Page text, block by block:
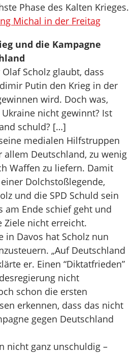
Phase des Kalten Krieges.
Michal in der Freitag
und die Kampagne
Scholz glaubt, dass
Putin den Krieg in der
wird. Doch was,
nicht gewinnt? Ist
schuld? […]
medialen Hilfstruppen
allem Deutschland, zu wenig
Waffen zu liefern. Damit
Dolchstoßlegende,
und die SPD Schuld sein
am Ende schief geht und
Ziele nicht erreicht.
in Davos hat Scholz nun
„Auf Deutschland
er. Einen “Diktatfrieden”
nicht
schon die ersten
erkennen, dass das nicht
gegen Deutschland
nicht ganz unschuldig –